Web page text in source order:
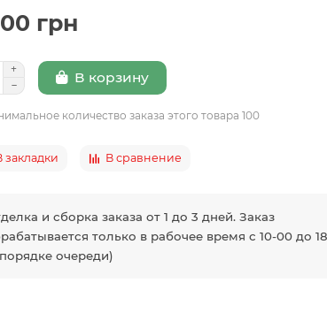
грн
В корзину
количество заказа этого товара 100
закладки В сравнение
и сборка заказа от 1 до 3 дней. Заказ
только в рабочее время с 10-00 до
очереди)